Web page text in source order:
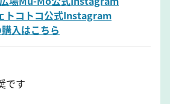
トコトコ公式Instagram
入はこちら
です